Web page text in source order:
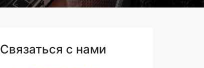
Связаться с нами